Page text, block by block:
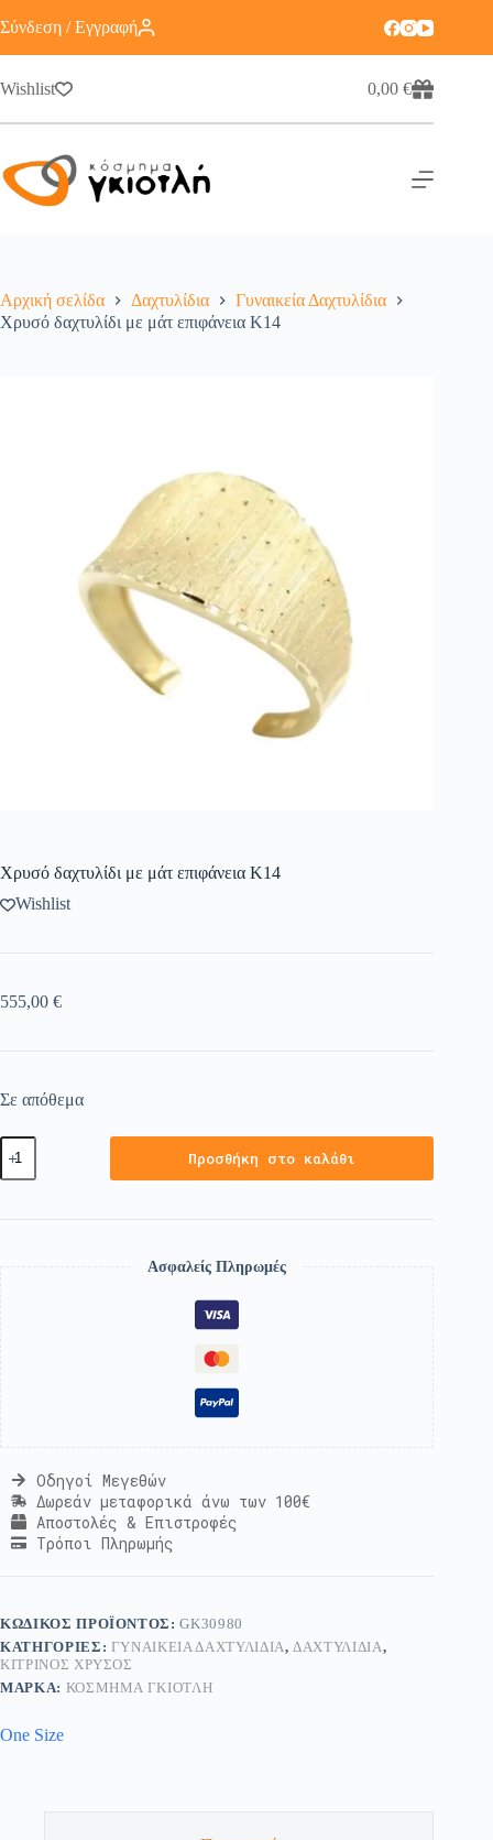
Σύνδεση / Εγγραφή
Wishlist 0,00€
Αρχική σελίδα Δαχτυλίδια
Γυναικεία Δαχτυλίδια
Χρυσό δαχτυλίδι με μάτ επιφάνεια Κ14
Χρυσό δαχτυλίδι με μάτ επιφάνεια Κ14
Wishlist
555,00 €
Σε απόθεμα
Προσθήκη στο καλάθι
Ασφαλείς Πληρωμές
Οδηγοί Μεγεθών
Δωρεάν μεταφορικά άνω των 100€
Αποστολές & Επιστροφές
Τρόποι Πληρωμής
ΚΩΔΙΚΌΣ ΠΡΟΪΌΝΤΟΣ:GK30980
ΚΑΤΗΓΟΡΊΕΣ: ΓΥΝΑΙΚΕΊΑ ΔΑΧΤΥΛΊΔΙΑ, ΔΑΧΤΥΛΊΔΙΑ,
ΚΊΤΡΙΝΟΣ ΧΡΥΣΌΣ
ΜΆΡΚΑ: ΚΟΣΜΗΜΑ ΓΚΙΟΤΛΗ
One Size